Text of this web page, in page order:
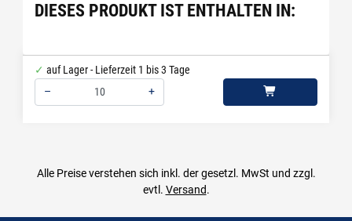
DIESES PRODUKT IST ENTHALTEN IN:
auf Lager - Lieferzeit 1 bis 3 Tage
–
+
Alle Preise verstehen sich inkl. der gesetzl. MwSt und zzgl.
evtl. Versand.